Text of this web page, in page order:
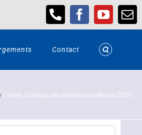
Téléphone
Facebook
Contact
6ème Colloque des Entraîneurs d’Aviron 2025